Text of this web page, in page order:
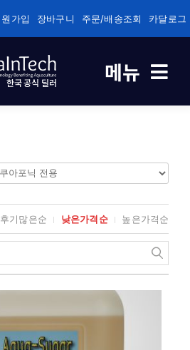
가입 장바구니 주문/배송조회 카달로그
한국 공식 딜러 메뉴
/순환여과 전용
전용
후기많은순 낮은가격순 높은가격순